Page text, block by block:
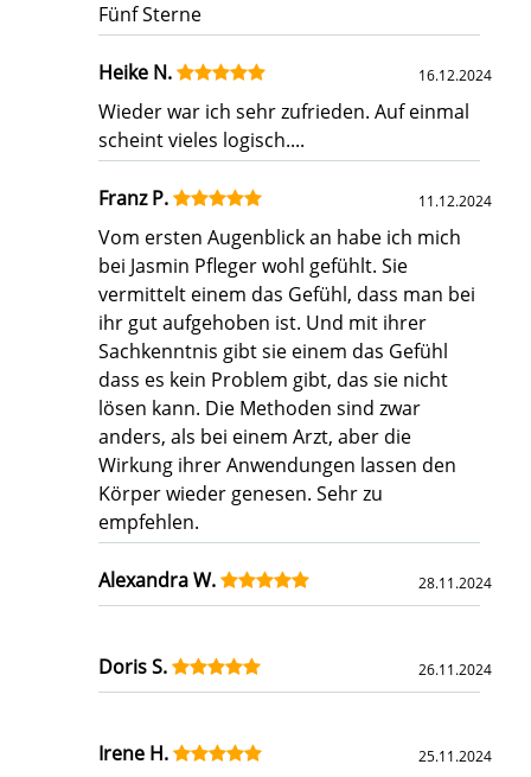
Fünf Sterne
Heike N. 16.12.2024
Wieder war ich sehr zufrieden. Auf einmal
scheint vieles logisch....
Franz P. 11.12.2024
Vom ersten Augenblick an habe ich mich
bei Jasmin Pfleger wohl gefühlt. Sie
vermittelt einem das Gefühl, dass man bei
ihr gut aufgehoben ist. Und mit ihrer
Sachkenntnis gibt sie einem das Gefühl
dass es kein Problem gibt, das sie nicht
lösen kann. Die Methoden sind zwar
anders, als bei einem Arzt, aber die
Wirkung ihrer Anwendungen lassen den
Körper wieder genesen. Sehr zu
empfehlen.
Alexandra W. 28.11.2024
Doris S. 26.11.2024
Irene H. 25.11.2024